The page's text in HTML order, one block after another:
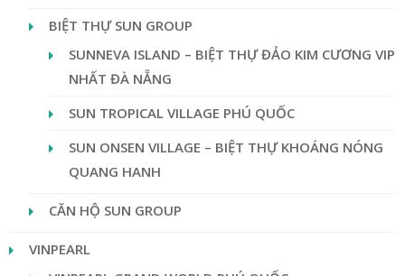
BIỆT THỰ SUN GROUP
SUNNEVA ISLAND – BIỆT THỰ ĐẢO KIM CƯƠNG VIP
NHẤT ĐÀ NẴNG
SUN TROPICAL VILLAGE PHÚ QUỐC
SUN ONSEN VILLAGE – BIỆT THỰ KHOÁNG NÓNG
QUANG HANH
CĂN HỘ SUN GROUP
VINPEARL